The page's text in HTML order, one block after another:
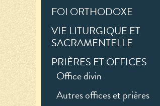
FOI ORTHODOXE
VIE LITURGIQUE ET
SACRAMENTELLE
PRIÈRES ET OFFICES
Office divin
Autres offices et prières